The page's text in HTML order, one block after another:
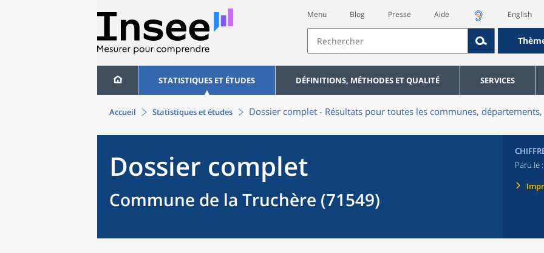
Menu Blog Presse Aide English
STATISTIQUES ET ÉTUDES DÉFINITIONS, MÉTHODES ET QUALITÉ SERVICES
Accueil Statistiques et études Dossier complet - Résultats pour toutes les communes,
Dossier complet
Commune de la Truchère (71549)
Paru le